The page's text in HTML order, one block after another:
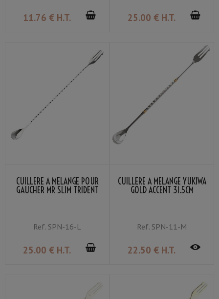
11.76 € H.T. 25.00 € H.T.
CUILLÈRE À MÉLANGE POUR
GAUCHER MR SLIM TRIDENT
Ref. SPN-16-L
25.00 € H.T.
CUILLÈRE À MÉLANGE YUKIWA
GOLD ACCENT 31.5CM
Ref. SPN-11-M
22.50 € H.T.